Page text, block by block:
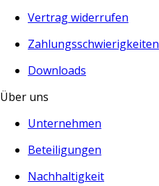
Vertrag widerrufen
Zahlungsschwierigkeiten
Downloads
Über uns
Unternehmen
Beteiligungen
Nachhaltigkeit